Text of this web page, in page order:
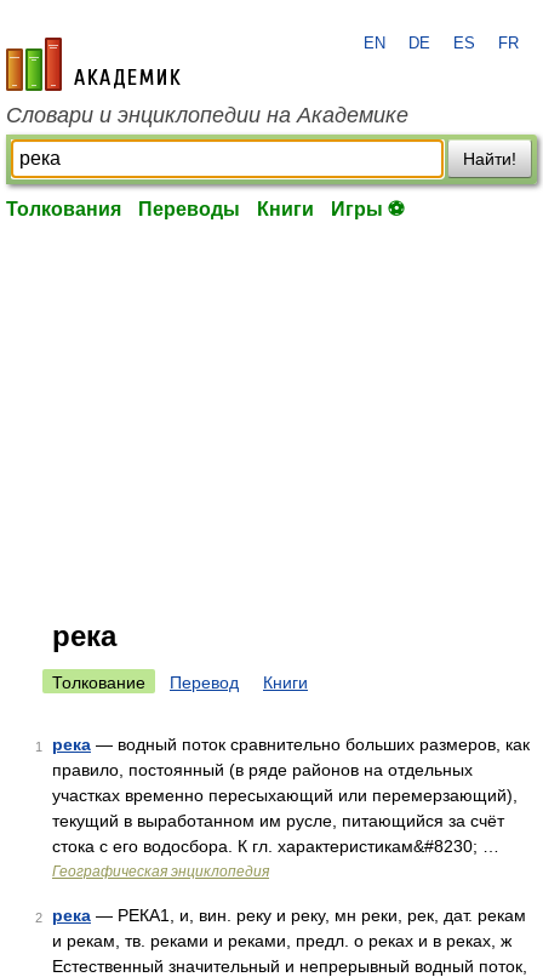
academic.ru
EN DE ES FR
Словари и энциклопедии на Академике
Найти!
Толкования Переводы Книги Игры ⚽
река
Толкование Перевод Книги
1 река — водный поток сравнительно больших размеров, как
правило, постоянный (в ряде районов на отдельных
участках временно пересыхающий или перемерзающий),
текущий в выработанном им русле, питающийся за счёт
стока с его водосбора. К гл. характеристикам&#8230; …
Географическая энциклопедия
2 река — РЕКА1, и, вин. реку и реку, мн реки, рек, дат. рекам
и рекам, тв. реками и реками, предл. о реках и в реках, ж
Естественный значительный и непрерывный водный поток,